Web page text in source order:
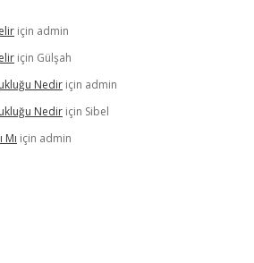
için admin
için Gülşah
Nedir için admin
Nedir için Sibel
için admin